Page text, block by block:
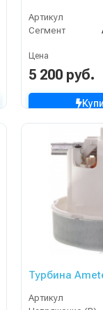
Артикул
Сегмент
Цена
5 200 руб.
Турбина
Артикул